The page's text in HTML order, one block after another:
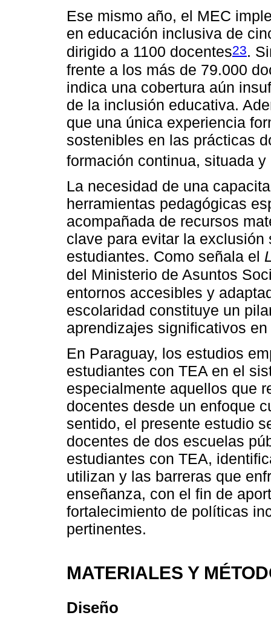
Ese mismo año, el MEC
en educación inclusiva de
dirigido a 1100 docentes23.
frente a los más de 79.000
indica una cobertura aún
de la inclusión educativa.
que una única experiencia
sostenibles en las prácticas
formación continua, situada
La necesidad de una
herramientas pedagógicas
acompañada de recursos
clave para evitar la
estudiantes. Como señala el
del Ministerio de Asuntos
entornos accesibles y
escolaridad constituye un
aprendizajes significativos
En Paraguay, los estudios
estudiantes con TEA en el
especialmente aquellos que
docentes desde un enfoque
sentido, el presente estudio
docentes de dos escuelas
estudiantes con TEA,
utilizan y las barreras que
enseñanza, con el fin de
fortalecimiento de políticas
pertinentes.
MATERIALES Y
Diseño